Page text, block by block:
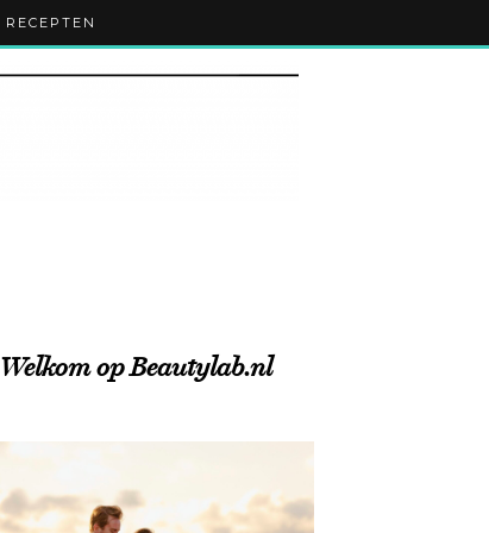
RECEPTEN
Welkom op Beautylab.nl